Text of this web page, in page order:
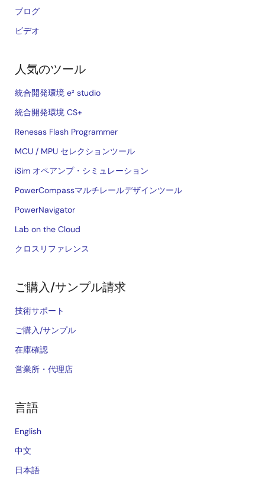
ブログ
ビデオ
人気のツール
統合開発環境 e² studio
統合開発環境 CS+
Renesas Flash Programmer
MCU / MPU セレクションツール
iSim オペアンプ・シミュレーション
PowerCompassマルチレールデザインツール
PowerNavigator
Lab on the Cloud
クロスリファレンス
ご購入/サンプル請求
技術サポート
ご購入/サンプル
在庫確認
営業所・代理店
言語
English
中文
日本語